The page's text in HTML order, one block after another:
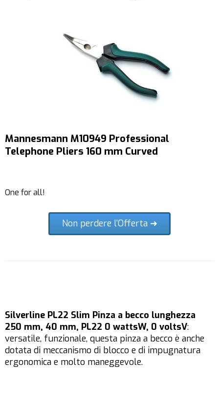
Mannesmann M10949 Professional
Telephone Pliers 160 mm Curved
One for all!
Non perdere l'Offerta ➜
Silverline PL22 Slim Pinza a becco lunghezza
250 mm, 40 mm, PL22 0 wattsW, 0 voltsV:
versatile, funzionale, questa pinza a becco è anche
dotata di meccanismo di blocco e di impugnatura
ergonomica e molto maneggevole.